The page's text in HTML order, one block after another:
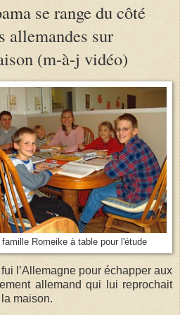
se range du côté
allemandes sur
(m-à-j vidéo)
famille Romeike à table pour l'étude
l’Allemagne pour échapper aux
allemand qui lui reprochait
maison.